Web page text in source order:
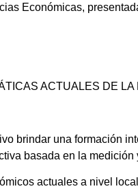
Económicas,
ACTUALES DE
brindar una formación
basada en la
actuales a nivel